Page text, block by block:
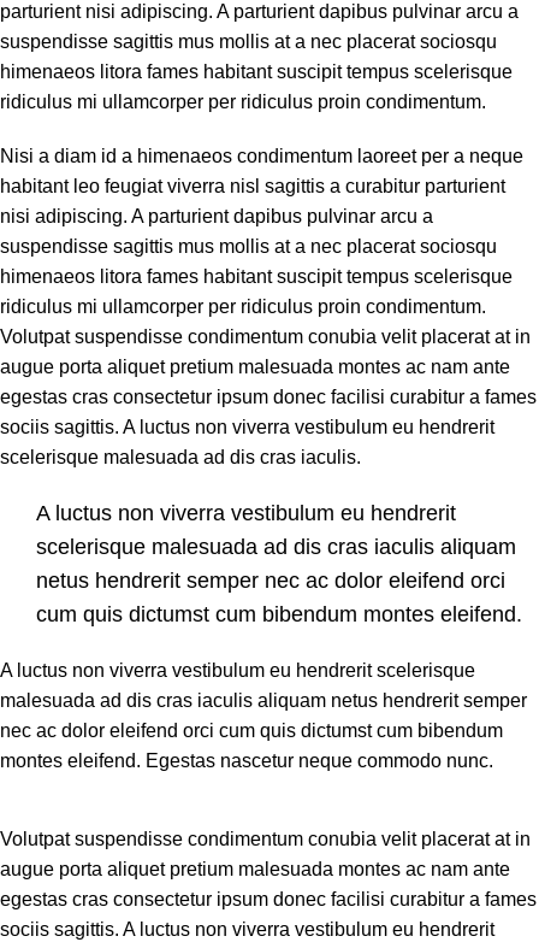
parturient nisi adipiscing. A parturient dapibus pulvinar arcu a
suspendisse sagittis mus mollis at a nec placerat sociosqu
himenaeos litora fames habitant suscipit tempus scelerisque
ridiculus mi ullamcorper per ridiculus proin condimentum.
Nisi a diam id a himenaeos condimentum laoreet per a neque
habitant leo feugiat viverra nisl sagittis a curabitur parturient
nisi adipiscing. A parturient dapibus pulvinar arcu a
suspendisse sagittis mus mollis at a nec placerat sociosqu
himenaeos litora fames habitant suscipit tempus scelerisque
ridiculus mi ullamcorper per ridiculus proin condimentum.
Volutpat suspendisse condimentum conubia velit placerat at in
augue porta aliquet pretium malesuada montes ac nam ante
egestas cras consectetur ipsum donec facilisi curabitur a fames
sociis sagittis. A luctus non viverra vestibulum eu hendrerit
scelerisque malesuada ad dis cras iaculis.
A luctus non viverra vestibulum eu hendrerit
scelerisque malesuada ad dis cras iaculis aliquam
netus hendrerit semper nec ac dolor eleifend orci
cum quis dictumst cum bibendum montes eleifend.
A luctus non viverra vestibulum eu hendrerit scelerisque
malesuada ad dis cras iaculis aliquam netus hendrerit semper
nec ac dolor eleifend orci cum quis dictumst cum bibendum
montes eleifend. Egestas nascetur neque commodo nunc.
Volutpat suspendisse condimentum conubia velit placerat at in
augue porta aliquet pretium malesuada montes ac nam ante
egestas cras consectetur ipsum donec facilisi curabitur a fames
sociis sagittis. A luctus non viverra vestibulum eu hendrerit